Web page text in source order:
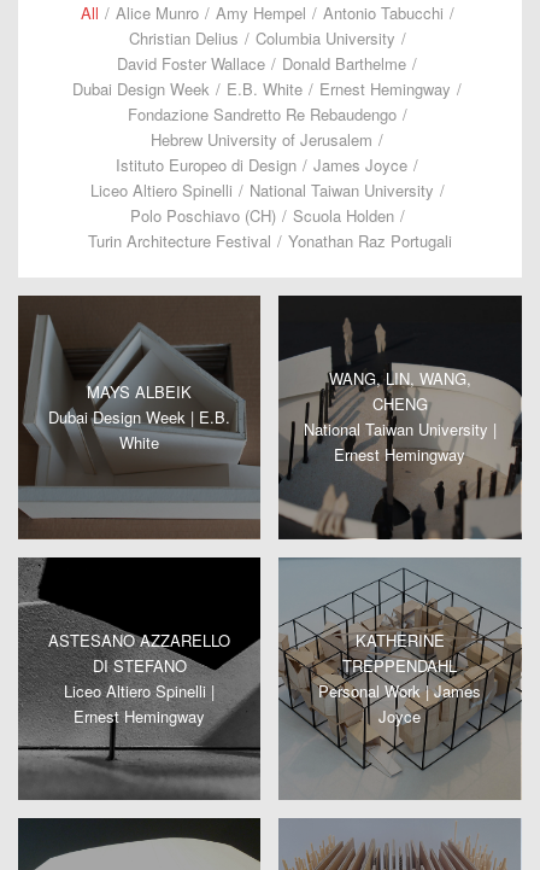
All / Alice Munro / Amy Hempel / Antonio Tabucchi /
Christian Delius / Columbia University /
David Foster Wallace / Donald Barthelme /
Dubai Design Week / E.B. White / Ernest Hemingway /
Fondazione Sandretto Re Rebaudengo /
Hebrew University of Jerusalem /
Istituto Europeo di Design / James Joyce /
Liceo Altiero Spinelli / National Taiwan University /
Polo Poschiavo (CH) / Scuola Holden /
Turin Architecture Festival / Yonathan Raz Portugali
MAYS ALBEIK
Dubai Design Week | E.B.
White
WANG, LIN, WANG,
CHENG
National Taiwan University |
Ernest Hemingway
ASTESANO AZZARELLO
DI STEFANO
Liceo Altiero Spinelli |
Ernest Hemingway
KATHERINE
TREPPENDAHL
Personal Work | James
Joyce